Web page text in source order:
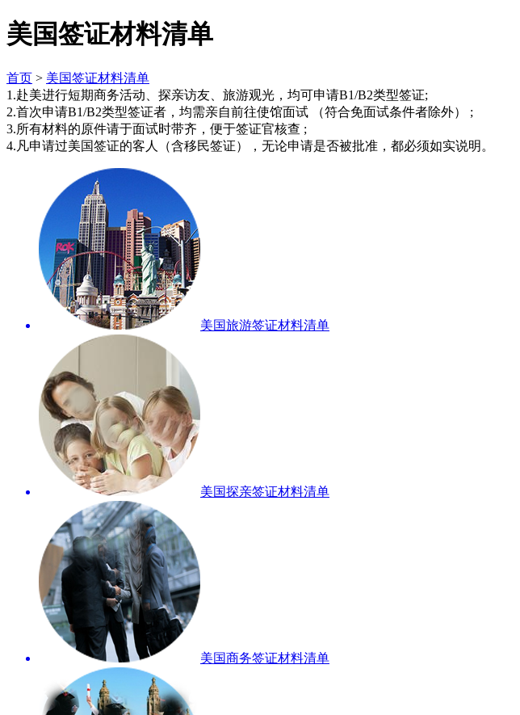
美国签证材料清单
首页 > 美国签证材料清单
1.赴美进行短期商务活动、探亲访友、旅游观光，均可申请B1/B2类型签证;
2.首次申请B1/B2类型签证者，均需亲自前往使馆面试 （符合免面试条件者除外） ;
3.所有材料的原件请于面试时带齐，便于签证官核查 ;
4.凡申请过美国签证的客人（含移民签证），无论申请是否被批准，都必须如实说明。
美国旅游签证材料清单
美国探亲签证材料清单
美国商务签证材料清单